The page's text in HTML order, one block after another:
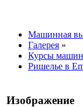
Машинная
Галерея »
Курсы
Ришелье в
Изображение